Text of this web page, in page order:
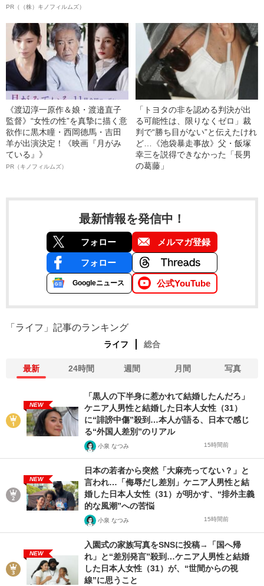
PR（（株）キノフィルムズ）
《渡辺淳一原作＆娘・渡邉直子
監督》“女性の性”を真摯に描く意
欲作に黒木瞳・西岡德馬・吉田
羊が出演決定！《映画『月がみ
ている』》
PR（キノフィルムズ）
「トヨタの非を認める判決が出
る可能性は、限りなくゼロ」裁
判で“勝ち目がない”と伝えたけれ
ど…《池袋暴走事故》父・飯塚
幸三を説得できなかった「長男
の葛藤」
最新情報を発信中！
フォロー メルマガ登録
フォロー
Googleニュース 公式YouTube
「ライフ」記事のランキング
ライフ 総合
最新 24時間 週間 月間 写真
NEW
「黒人の下半身に惹かれて結婚したんだろ」
ケニア人男性と結婚した日本人女性（31）
に“誹謗中傷”殺到…本人が語る、日本で感じ
る“外国人差別”のリアル
小泉 なつみ 15時間前
NEW
日本の若者から突然「大麻売ってない？」と
言われ…「侮辱だし差別」ケニア人男性と結
婚した日本人女性（31）が明かす、“排外主義
的な風潮”への苦悩
小泉 なつみ 15時間前
NEW
入園式の家族写真をSNSに投稿→「国へ帰
れ」と“差別発言”殺到…ケニア人男性と結婚
した日本人女性（31）が、“世間からの視
線”に思うこと